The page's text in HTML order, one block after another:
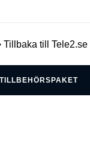
Tillbaka till Tele2.se
TILLBEHÖRSPAKET